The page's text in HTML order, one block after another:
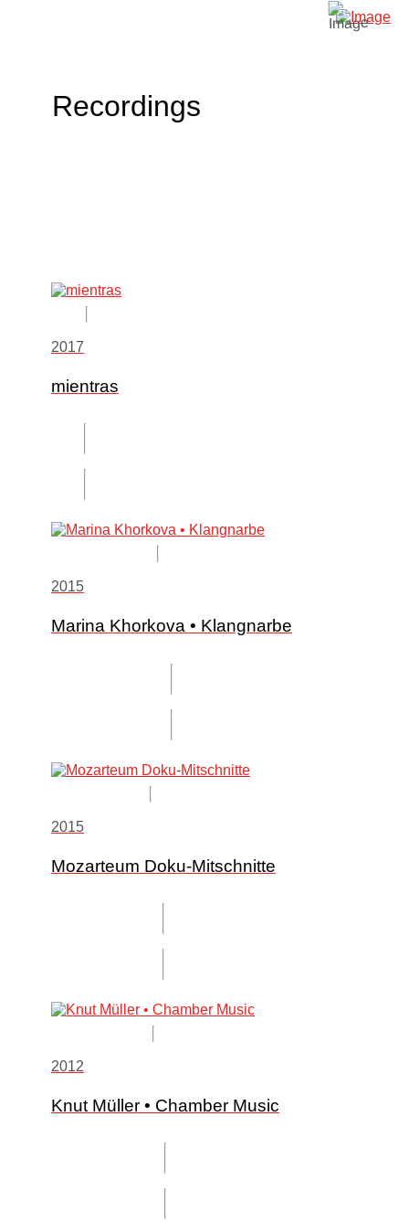
Recordings
2017
mientras
2015
Marina Khorkova • Klangnarbe
2015
Mozarteum Doku-Mitschnitte
2012
Knut Müller • Chamber Music